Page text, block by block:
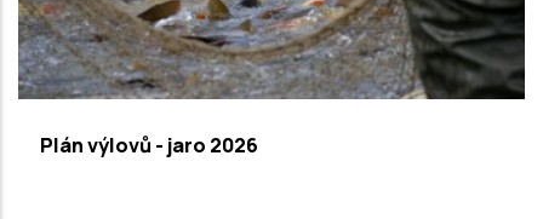
Plán výlovů - jaro 2026